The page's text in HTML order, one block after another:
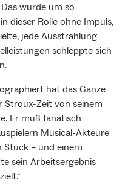
wurde um so
dieser Rolle ohne Impuls,
jede Ausstrahlung
schleppte sich
hat das Ganze
Stroux-Zeit von seinem
Er muß fanatisch
Musical-Akteure
Stück – und einem
sein Arbeitsergebnis